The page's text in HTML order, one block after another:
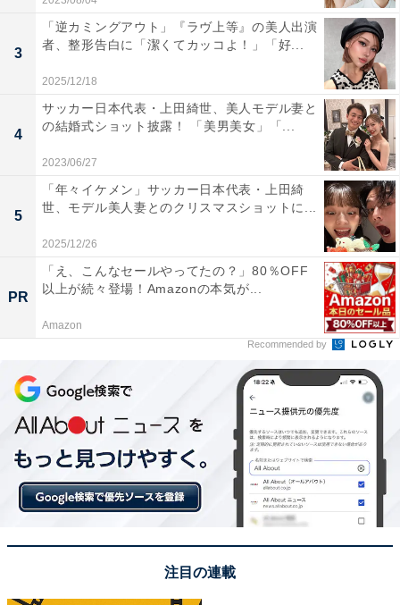
3
「逆カミングアウト」『ラヴ上等』の美人出演
者、整形告白に「潔くてカッコよ！」「好...
2025/12/18
4
サッカー日本代表・上田綺世、美人モデル妻と
の結婚式ショット披露！ 「美男美女」「...
2023/06/27
5
「年々イケメン」サッカー日本代表・上田綺
世、モデル美人妻とのクリスマスショットに...
2025/12/26
PR
「え、こんなセールやってたの？」80％OFF
以上が続々登場！Amazonの本気が...
Amazon
Recommended by
注目の連載